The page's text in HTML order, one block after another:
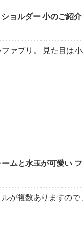
ョルダー 小のご紹介
ァブリ。 見た目は
ムと水玉が可愛い フ
が複数ありますの